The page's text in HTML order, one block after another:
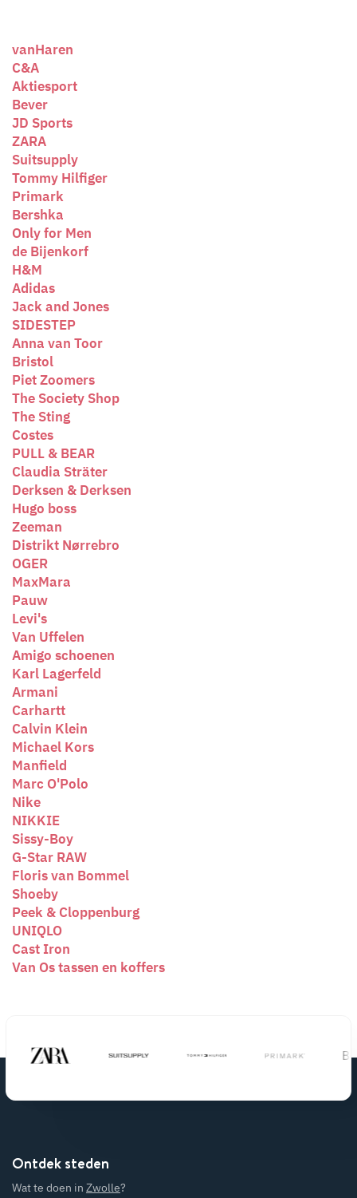
vanHaren
C&A
Aktiesport
Bever
JD Sports
ZARA
Suitsupply
Tommy Hilfiger
Primark
Bershka
Only for Men
de Bijenkorf
H&M
Adidas
Jack and Jones
SIDESTEP
Anna van Toor
Bristol
Piet Zoomers
The Society Shop
The Sting
Costes
PULL & BEAR
Claudia Sträter
Derksen & Derksen
Hugo boss
Zeeman
Distrikt Nørrebro
OGER
MaxMara
Pauw
Levi's
Van Uffelen
Amigo schoenen
Karl Lagerfeld
Armani
Carhartt
Calvin Klein
Michael Kors
Manfield
Marc O'Polo
Nike
NIKKIE
Sissy-Boy
G-Star RAW
Floris van Bommel
Shoeby
Peek & Cloppenburg
UNIQLO
Cast Iron
Van Os tassen en koffers
Ontdek steden
Wat te doen in Zwolle?